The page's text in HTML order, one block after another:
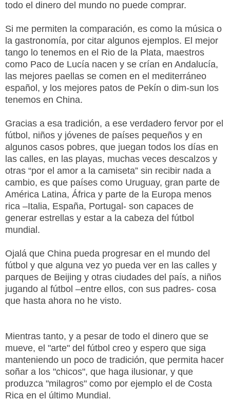
todo el dinero del mundo no puede comprar.
Si me permiten la comparación, es como la música o
la gastronomía, por citar algunos ejemplos. El mejor
tango lo tenemos en el Rio de la Plata, maestros
como Paco de Lucía nacen y se crían en Andalucía,
las mejores paellas se comen en el mediterráneo
español, y los mejores patos de Pekín o dim-sun los
tenemos en China.
Gracias a esa tradición, a ese verdadero fervor por el
fútbol, niños y jóvenes de países pequeños y en
algunos casos pobres, que juegan todos los días en
las calles, en las playas, muchas veces descalzos y
otras “por el amor a la camiseta” sin recibir nada a
cambio, es que países como Uruguay, gran parte de
América Latina, África y parte de la Europa menos
rica –Italia, España, Portugal- son capaces de
generar estrellas y estar a la cabeza del fútbol
mundial.
Ojalá que China pueda progresar en el mundo del
fútbol y que alguna vez yo pueda ver en las calles y
parques de Beijing y otras ciudades del país, a niños
jugando al fútbol –entre ellos, con sus padres- cosa
que hasta ahora no he visto.
Mientras tanto, y a pesar de todo el dinero que se
mueve, el "arte" del fútbol creo y espero que siga
manteniendo un poco de tradición, que permita hacer
soñar a los "chicos", que haga ilusionar, y que
produzca "milagros" como por ejemplo el de Costa
Rica en el último Mundial.